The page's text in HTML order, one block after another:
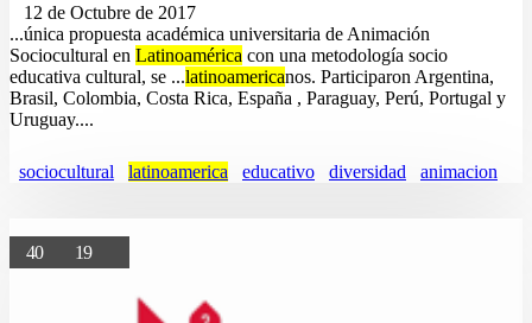
12 de Octubre de 2017
...única propuesta académica universitaria de Animación
Sociocultural en Latinoamérica con una metodología socio
educativa cultural, se ...latinoamericanos. Participaron Argentina,
Brasil, Colombia, Costa Rica, España , Paraguay, Perú, Portugal y
Uruguay....
sociocultural latinoamerica educativo diversidad animacion
40 19